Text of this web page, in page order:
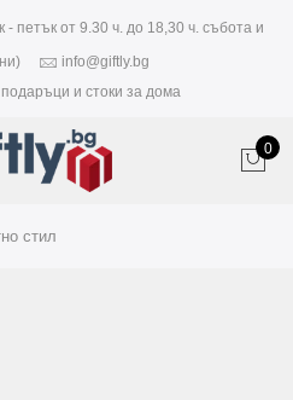
петък от 9.30 ч. до 18,30 ч. събота и
info@giftly.bg
и стоки за дома
0
стил